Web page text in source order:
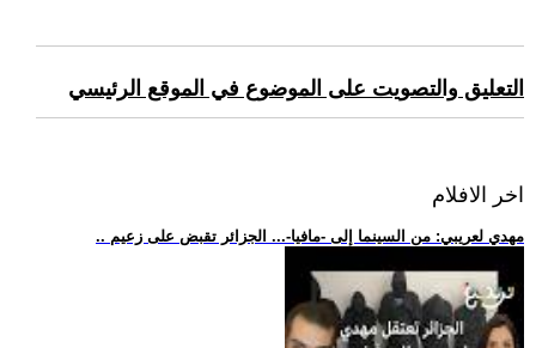
التعليق والتصويت على الموضوع في الموقع الرئيسي
اخر الافلام
.. مهدي لعريبي: من السينما إلى -مافيا-... الجزائر تقبض على زعيم